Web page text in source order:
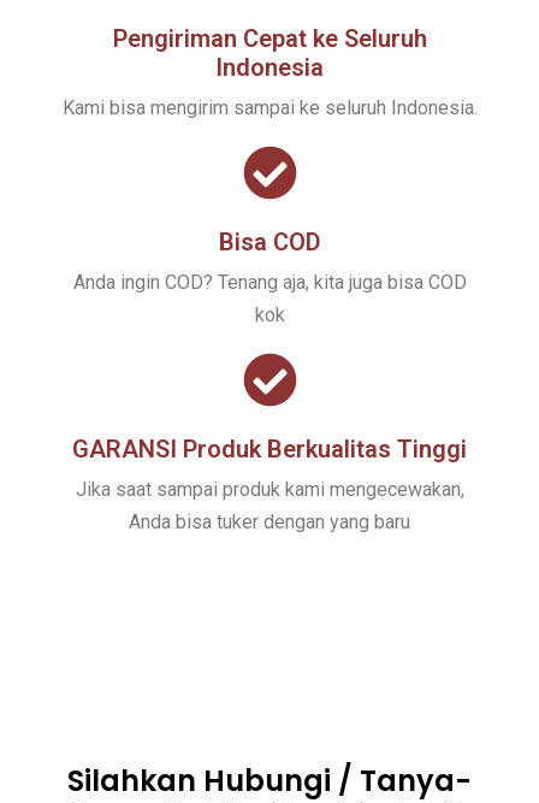
Pengiriman Cepat ke Seluruh
Indonesia
Kami bisa mengirim sampai ke seluruh Indonesia.
Bisa COD
Anda ingin COD? Tenang aja, kita juga bisa COD
kok
GARANSI Produk Berkualitas Tinggi
Jika saat sampai produk kami mengecewakan,
Anda bisa tuker dengan yang baru
Silahkan Hubungi / Tanya-